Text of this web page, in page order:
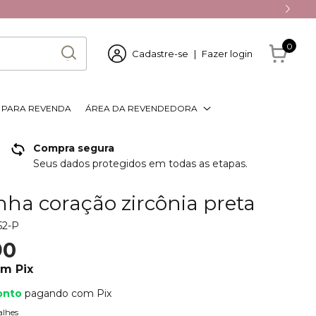
Cadastre-se | Fazer login
0
PARA REVENDA ÁREA DA REVENDEDORA
Compra segura
Seus dados protegidos em todas as etapas.
coração zircônia preta
P
Pix
pagando com Pix